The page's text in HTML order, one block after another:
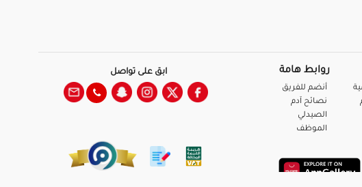
روابط هامة
أنضم للفريق
نصائح آدم
الصيدلي
الموظف
ابق على تواصل